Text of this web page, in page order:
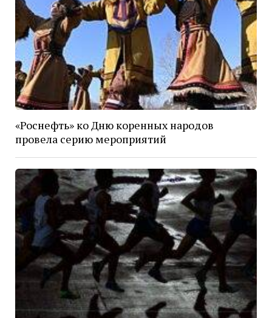
«Роснефть» ко Дню коренных народов
провела серию мероприятий